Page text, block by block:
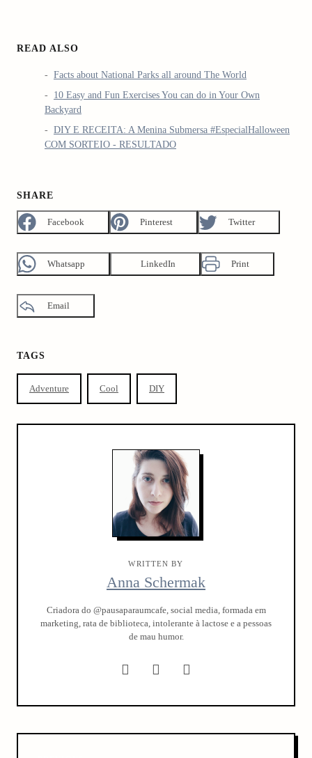
READ ALSO
Facts about National Parks all around The World
10 Easy and Fun Exercises You can do in Your Own
Backyard
DIY E RECEITA: A Menina Submersa #EspecialHalloween
COM SORTEIO - RESULTADO
SHARE
Facebook Pinterest Twitter
Whatsapp LinkedIn Print
Email
TAGS
Adventure Cool DIY
WRITTEN BY
Anna Schermak
Criadora do @pausaparaumcafe, social media, formada em
marketing, rata de biblioteca, intolerante à lactose e a pessoas
de mau humor.